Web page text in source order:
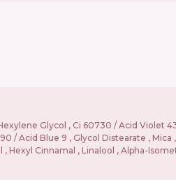
Glycol , Ci 60730 / Acid Violet
/ Acid Blue 9 , Glycol Distearate , Mica
Hexyl Cinnamal , Linalool , Alpha-